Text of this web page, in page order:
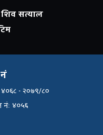
शिव सत्याल
नं
४०६८ - २०७९/८०
नंः ४०५६